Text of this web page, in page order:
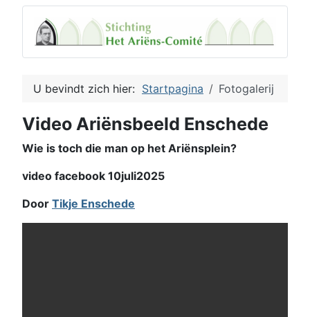
U bevindt zich hier: Startpagina Fotogalerij
Video Ariënsbeeld Enschede
Wie is toch die man op het Ariënsplein?
video facebook 10juli2025
Door Tikje Enschede